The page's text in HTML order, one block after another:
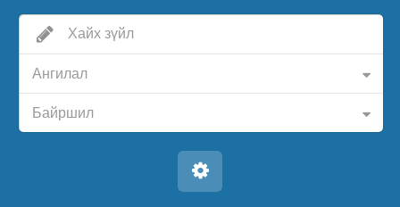
Ангилал
Байршил